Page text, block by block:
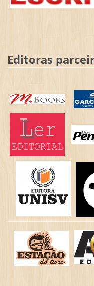
Editoras